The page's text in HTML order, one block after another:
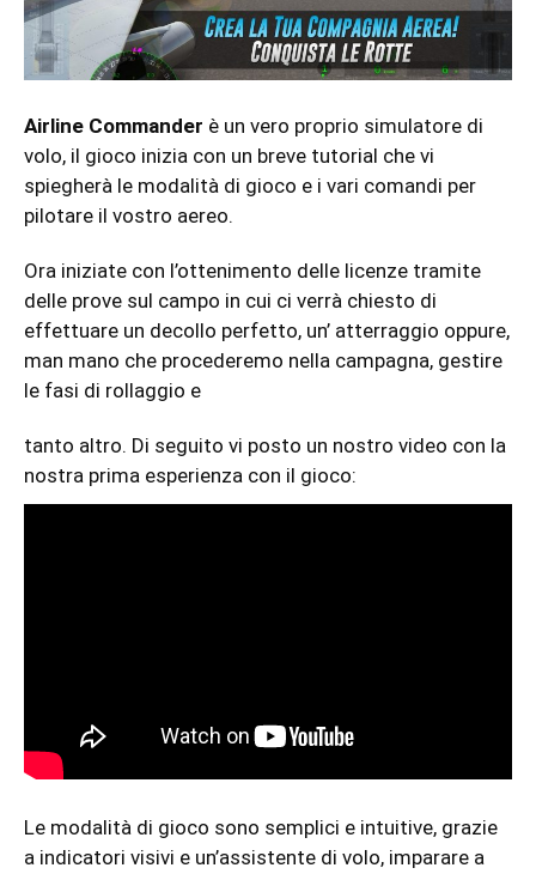
Airline Commander è un vero proprio simulatore di
volo, il gioco inizia con un breve tutorial che vi
spiegherà le modalità di gioco e i vari comandi per
pilotare il vostro aereo.
Ora iniziate con l’ottenimento delle licenze tramite
delle prove sul campo in cui ci verrà chiesto di
effettuare un decollo perfetto, un’ atterraggio oppure,
man mano che procederemo nella campagna, gestire
le fasi di rollaggio e
tanto altro. Di seguito vi posto un nostro video con la
nostra prima esperienza con il gioco:
Le modalità di gioco sono semplici e intuitive, grazie
a indicatori visivi e un’assistente di volo, imparare a